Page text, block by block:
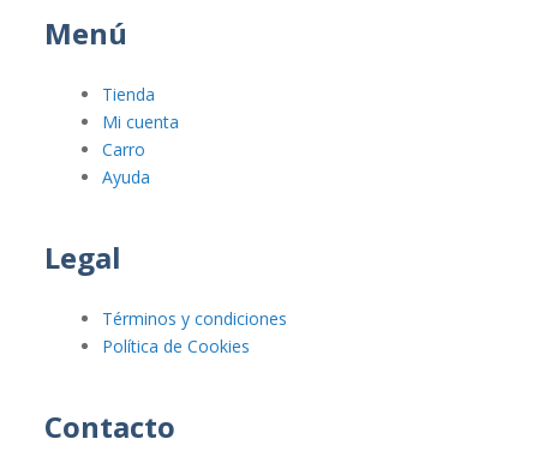
Menú
Tienda
Mi cuenta
Carro
Ayuda
Legal
Términos y condiciones
Política de Cookies
Contacto